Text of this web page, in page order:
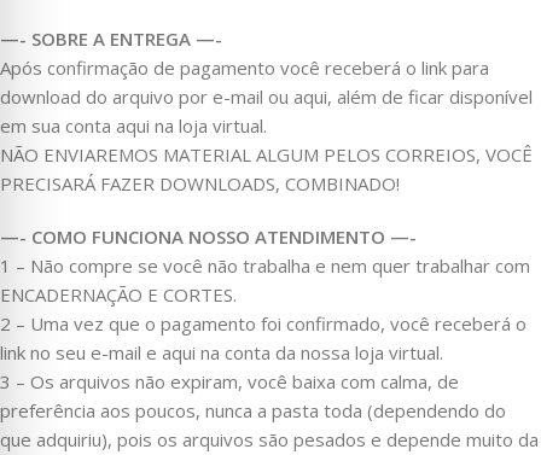
—- SOBRE A ENTREGA —-
Após confirmação de pagamento você receberá o link para
download do arquivo por e-mail ou aqui, além de ficar disponível
em sua conta aqui na loja virtual.
NÃO ENVIAREMOS MATERIAL ALGUM PELOS CORREIOS, VOCÊ
PRECISARÁ FAZER DOWNLOADS, COMBINADO!
—- COMO FUNCIONA NOSSO ATENDIMENTO —-
1 – Não compre se você não trabalha e nem quer trabalhar com
ENCADERNAÇÃO E CORTES.
2 – Uma vez que o pagamento foi confirmado, você receberá o
link no seu e-mail e aqui na conta da nossa loja virtual.
3 – Os arquivos não expiram, você baixa com calma, de
preferência aos poucos, nunca a pasta toda (dependendo do
que adquiriu), pois os arquivos são pesados e depende muito da